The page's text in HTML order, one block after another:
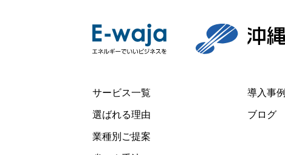
サービス一覧
選ばれる理由
業種別ご提案
導入事例
ブログ